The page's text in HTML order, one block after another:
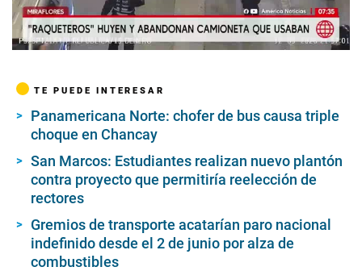
00:00/ 02:51
TE PUEDE INTERESAR
Panamericana Norte: chofer de bus causa triple
choque en Chancay
San Marcos: Estudiantes realizan nuevo plantón
contra proyecto que permitiría reelección de
rectores
Gremios de transporte acatarían paro nacional
indefinido desde el 2 de junio por alza de
combustibles